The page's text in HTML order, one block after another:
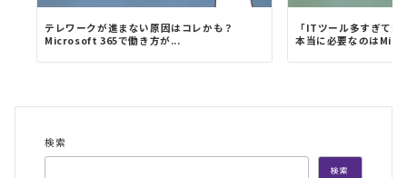
テレワークが進まない原因はコレかも？
Microsoft 365で働き方が...
「ITツール多すぎて
本当に必要なのは
検索
検索